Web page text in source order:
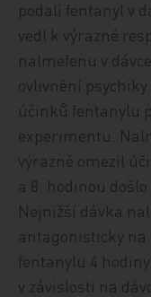
podali fentanyl v
vedl k výrazné
nalmefenu v
ovlivnění
účinků fentanylu
experimentu.
výrazně omezil
a 8. hodinou došlo
Nejnižší dávka
antagonisticky
fentanylu 4
v závislosti na